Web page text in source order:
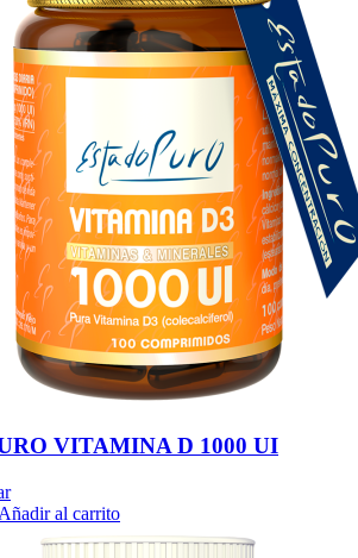
VITAMINA D 1000 UI
Añadir al carrito